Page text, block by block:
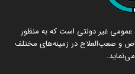
عمومی غیر دولتی است که به منظور
و صعب‌العلاج در زمینه‌های مختلف